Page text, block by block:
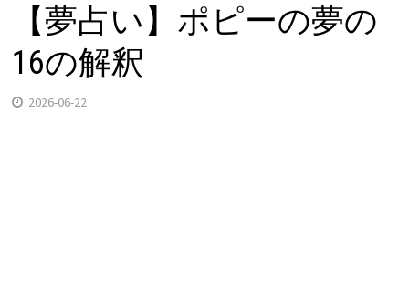
【夢占い】ポピーの夢の
16の解釈
2026-06-22